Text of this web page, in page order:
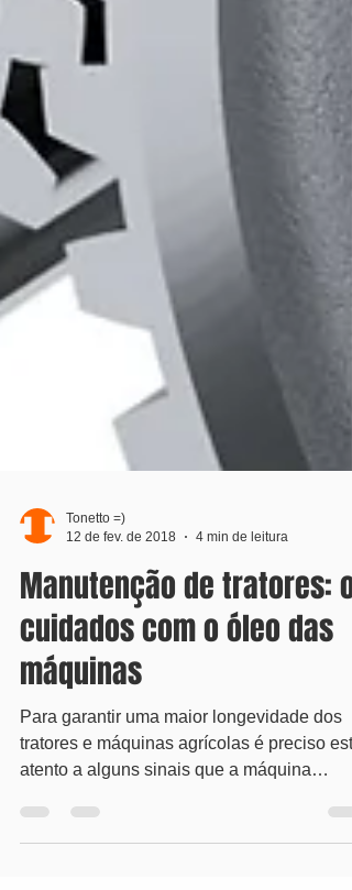
12 de fev. de 2018
4 min de leitura
Manutenção de tratores: os
cuidados com o óleo das
máquinas
Para garantir uma maior longevidade dos
tratores e máquinas agrícolas é preciso
atento a alguns sinais que a máquina